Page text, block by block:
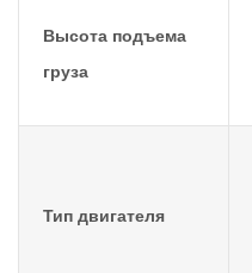
Высота подъема
груза
Тип двигателя